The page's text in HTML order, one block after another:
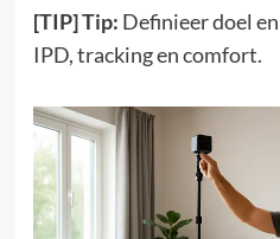
[TIP] Tip: Definieer doel
IPD, tracking en comfort.